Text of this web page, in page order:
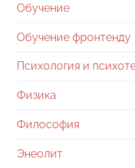
Обучение
Обучение фронтенду
Психология и
Физика
Философия
Энеолит